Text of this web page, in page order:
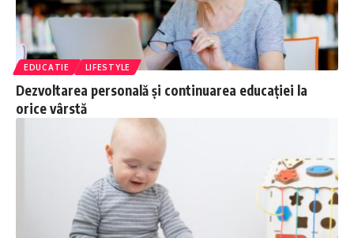
EDUCATIE LIFESTYLE
Dezvoltarea personală și continuarea educației la
orice vârstă